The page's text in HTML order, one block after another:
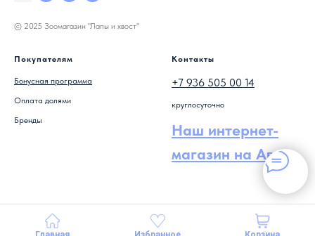
© 2025 Зоомагазин "Лапы и хвост"
Покупателям
Бонусная программа
Оплата долями
Бренды
Контакты
+7 936 505 00 14
круглосуточно
Наш интернет-
магазин на Авито